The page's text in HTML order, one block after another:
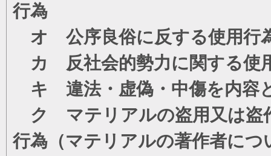
行為
オ 公序良俗に反する使用行
カ 反社会的勢力に関する使
キ 違法・虚偽・中傷を内容
ク マテリアルの盗用又は盗
行為（マテリアルの著作者に